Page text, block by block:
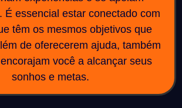
É essencial estar conectado com
têm os mesmos objetivos que
de oferecerem ajuda, também
você a alcançar seus
sonhos e metas.